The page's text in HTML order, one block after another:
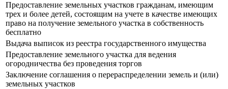
Предоставление земельных участков гражданам, имеющим
трех и более детей, состоящим на учете в качестве имеющих
право на получение земельного участка в собственность
бесплатно
Выдача выписок из реестра государственного имущества
Предоставление земельного участка для ведения
огородничества без проведения торгов
Заключение соглашения о перераспределении земель и (или)
земельных участков